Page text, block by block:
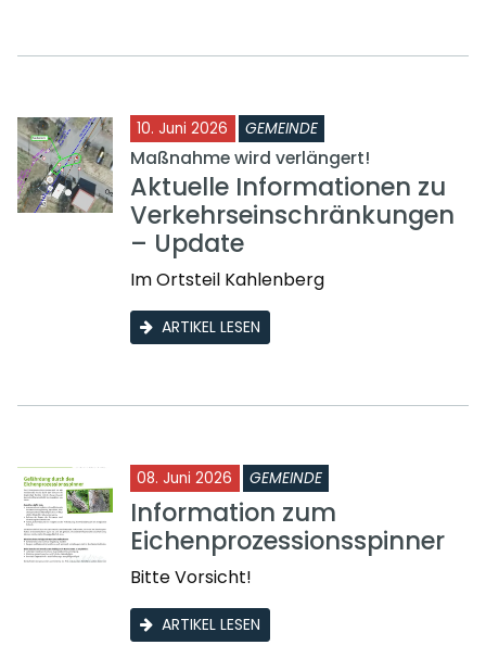
10. Juni 2026 GEMEINDE
Maßnahme wird verlängert!
Aktuelle Informationen zu
Verkehrseinschränkungen
– Update
Im Ortsteil Kahlenberg
ARTIKEL LESEN
08. Juni 2026 GEMEINDE
Information zum
Eichenprozessionsspinner
Bitte Vorsicht!
ARTIKEL LESEN